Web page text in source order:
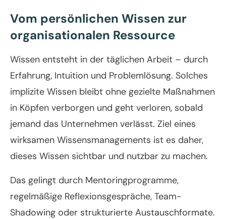
Vom persönlichen Wissen zur
organisationalen Ressource
Wissen entsteht in der täglichen Arbeit – durch
Erfahrung, Intuition und Problemlösung. Solches
implizite Wissen bleibt ohne gezielte Maßnahmen
in Köpfen verborgen und geht verloren, sobald
jemand das Unternehmen verlässt. Ziel eines
wirksamen Wissensmanagements ist es daher,
dieses Wissen sichtbar und nutzbar zu machen.
Das gelingt durch Mentoringprogramme,
regelmäßige Reflexionsgespräche, Team-
Shadowing oder strukturierte Austauschformate.